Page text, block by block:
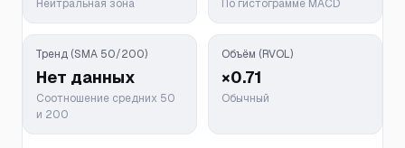
Нейтральная зона По гистограмме MACD
Тренд (SMA 50/200)
Нет данных
Соотношение средних 50
и 200
Объём (RVOL)
×0.71
Обычный